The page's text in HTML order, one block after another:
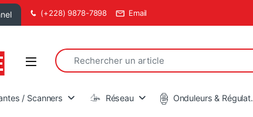
(+228) 9878-7898 Email
Open
Search for:
/ Scanners Réseau Onduleurs & Régulat.